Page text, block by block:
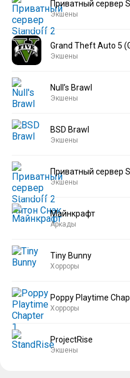
Приватный сервер
Экшены
Grand Theft Auto 5
Экшены
Null’s Brawl
Экшены
BSD Brawl
Экшены
Приватный сервер
Экшены
Майнкрафт
Аркады
Tiny Bunny
Хорроры
Poppy Playtime
Хорроры
ProjectRise
Экшены